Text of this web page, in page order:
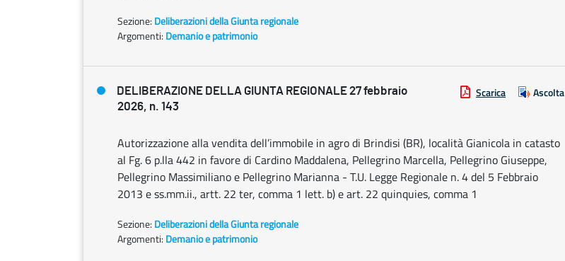
Sezione: Deliberazioni della Giunta regionale
Argomenti: Demanio e patrimonio
DELIBERAZIONE DELLA GIUNTA REGIONALE 27 febbraio
2026, n. 143
Scarica Ascolta
Autorizzazione alla vendita dell’immobile in agro di Brindisi (BR), località Gianicola in catasto
al Fg. 6 p.lla 442 in favore di Cardino Maddalena, Pellegrino Marcella, Pellegrino Giuseppe,
Pellegrino Massimiliano e Pellegrino Marianna - T.U. Legge Regionale n. 4 del 5 Febbraio
2013 e ss.mm.ii., artt. 22 ter, comma 1 lett. b) e art. 22 quinquies, comma 1
Sezione: Deliberazioni della Giunta regionale
Argomenti: Demanio e patrimonio